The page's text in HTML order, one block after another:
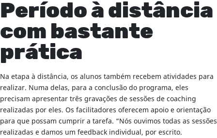
Período à distância
com bastante
prática
Na etapa à distância, os alunos também recebem atividades para
realizar. Numa delas, para a conclusão do programa, eles
precisam apresentar três gravações de sessões de coaching
realizadas por eles. Os facilitadores oferecem apoio e orientação
para que possam cumprir a tarefa. “Nós ouvimos todas as sessões
realizadas e damos um feedback individual, por escrito.